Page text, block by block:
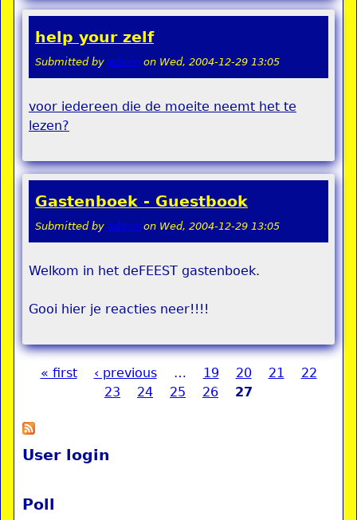
help your zelf
Submitted by admin on Wed, 2004-12-29 13:05
voor iedereen die de moeite neemt het te
lezen?
Gastenboek - Guestbook
Submitted by admin on Wed, 2004-12-29 13:05
Welkom in het deFEEST gastenboek.
Gooi hier je reacties neer!!!!
« first ‹ previous … 19 20 21
22
23
24 25 26 27
User login
Poll